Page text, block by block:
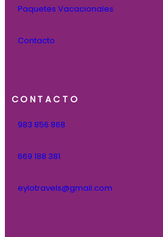
Paquetes Vacacionales
Contacto
CONTACTO
983 856 868
669 188 381
eylotravels@gmail.com